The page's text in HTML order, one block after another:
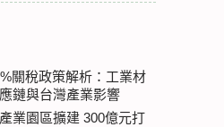
關稅政策解析：工業材
鏈與台灣產業影響
業園區擴建 300億元打